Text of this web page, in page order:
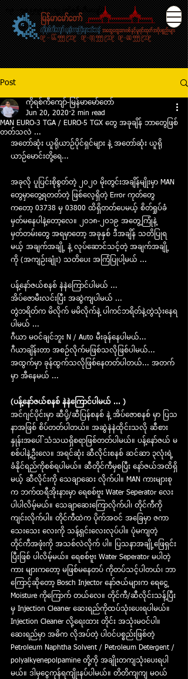
၀၉ - ၇၈ ၅၅၅ ၉၁၁၉ (ကိုရစ္ကီေက်ာ္)
Post
MAN EURO-3 TGA / EURO-5 TGX တွေ အခုချိန် ဘာတွေဖြစ်
တတ်သလဲ ...
ကိုရစ်ကီကျော်-မြန်မာ​မော်​တော်
Jun 20, 2020 2 min read
အတော်ဆုံး ယူရိုယာဉ်ပိုင်ရှင်များ နဲ့ အတော်ဆုံး ယူရို
ယာဉ်မောင်းတို့ရေ...
အခုလို ပူပြင်းစိုစွတ်တဲ့ ၂၀၂၀ မိုးတွင်းအချိန်မျိုးမှာ MAN
တွေမှာတွေ့ရတတ်တဲ့ ဖြစ်လေ့ရှိတဲ့ Error ကုတ်တွေ
ကတော့ 03738 မှ 03800 ထိရှိတတ်ပေမယ့် စိတ်ရှုပ်ခံ
မှတ်မနေပါနဲ့တော့လေ။ ၂၀၁၈-၂၀၁၉ အတွေ့ကြုံနဲ့
မှတ်တမ်းတွေ အရမှာတော့ အခုနှစ် ဒီအချိန် သတိပြုရ
မယ့် အချက်အချို့ နဲ့ လုပ်ဆောင်သင့်တဲ့ အချက်အချို့
ကို (အကျဉ်းချုံး) သတိပေး အကြံပြုပါ့မယ် ...
ပန့်နော်ဇယ်စနစ် နဲနဲကြောင်ပါမယ် ...
အိပ်ဇောမီးလင်းပြီး အဆွဲကျပါမယ် ...
တွဲဘရိတ်က မိလိုက် မမိလိုက်နဲ့ ပါကင်ဘရိတ်နဲ့တွဲသုံးနေရ
ပါမယ် ...
ဂီယာ မဝင်ချင်ဘူး N / Auto မီးခုန်နေပါမယ်...
ဂီယာချိန်းတာ အစဉ်လိုက်မဖြစ်သလိုဖြစ်ပါမယ်...
အထွက်မှာ ခုန်ထွက်သလိုဖြစ်နေတတ်ပါတယ်... အတက်
မှာ အီနေမယ် ...
(ပန့်နော်ဇယ်စနစ် နဲနဲကြောင်ပါမယ် ... )
အင်ဂျင်ပိုင်းမှာ ဆီပို့/ဆီပြန်စနစ် နဲ့ အိပ်ဇောစနစ် မှာ ပြသ
နာအဖြစ် စိပ်တတ်ပါတယ်။ အဆွဲနဲနဲထိုင်းသလို ဆီစား
နှုန်းအပေါ် သံသယရှိစရာဖြစ်တတ်ပါမယ်။ ပန့်နော်ဇယ် မ
စစ်ပါနဲ့ဦးလေ။ အရင်ဆုံး ဆီလိုင်းစနစ် ဆင်ဆာ ၃လုံးရဲ့
ခံနိုင်ရည်ကိုစစ်ရပါမယ်။ ဆီတိုင်ကီမှစပြီး နော်ဇယ်အထိရှိ
မယ့် ဆီလိုင်းကို သေချာဆေး လိုက်ပါ။ MAN ကားများစု
က ဘက်ထရီအိုးနားမှာ ရေစစ်ဗူး Water Seperator လေး
ပါပါလိမ့်မယ်။ သေချာဆေးကြောလိုက်ပါ၊ တိုင်ကီကို
ကျင်းလိုက်ပါ။ တိုင်ကီထဲက ပိုက်အဝင် အခြေမှာ ဇကာ
သေးသေး လေးကို သန့်ရှင်းလေးလုပ်ပါ။ ပုံမကျတဲ့
တိုင်ကီအဖုံးကို အသစ်လဲလိုက် ပါ။ ပြသနာအချို့ဖြေရှင်း
ပြီးဖြစ် ပါလိမ့်မယ်။ ရေစစ်ဗူး Water Seperator မပါတဲ့
ကား များကတော့ မဖြစ်မနေတပ် ကိုတပ်သင့်ပါတယ်၊ ဘာ
ကြောင့်ဆိုတော့ Bosch Injector နော်ဇယ်များက ရေငွေ့
Moisture ကိုကြောက် တယ်လေ။ တိုင်ကီ/ဆီလိုင်းသန့်ပြီး
မှ Injection Cleaner ဆေးရည်ကိုထပ်သုံးပေးရပါမယ်။
Injection Cleaner လို့ရေးထား တိုင်း အသုံးမဝင်ပါ။
ဆေးရည်မှာ အဓိက လိုအပ်တဲ့ ပါဝင်ပစ္စည်းဖြစ်တဲ့
Petroleum Naphtha Solvent / Petroleum Detergent /
polyalkyenepolpamine တို့ကို အချိုးတကျသုံးပေးရပါ
မယ်။ ဒါမှငွေကုန်ရကျိုးနပ်ပါမယ်။ တိတိကျကျ မဝယ်